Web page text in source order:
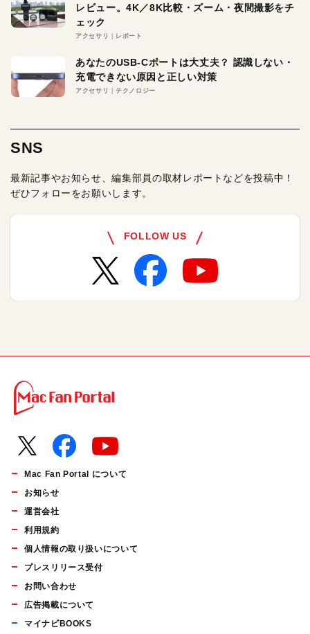
レビュー。4K／8K比較・ズーム・夜間撮影をチ
ェック
アクセサリ レポート
あなたのUSB-Cポートは大丈夫？ 認識しない・
充電できない原因と正しい対策
アクセサリ テクノロジー
SNS
最新記事やお知らせ、編集部員の取材レポートなどを投稿中！
ぜひフォローをお願いします。
FOLLOW US
Mac Fan Portal について
お知らせ
運営会社
利用規約
個人情報の取り扱いについて
プレスリリース受付
お問い合わせ
広告掲載について
マイナビBOOKS